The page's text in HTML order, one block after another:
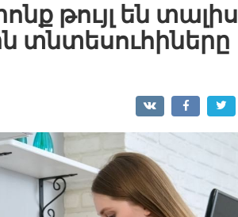
թույլ են տալիս
տնտեսուհիները